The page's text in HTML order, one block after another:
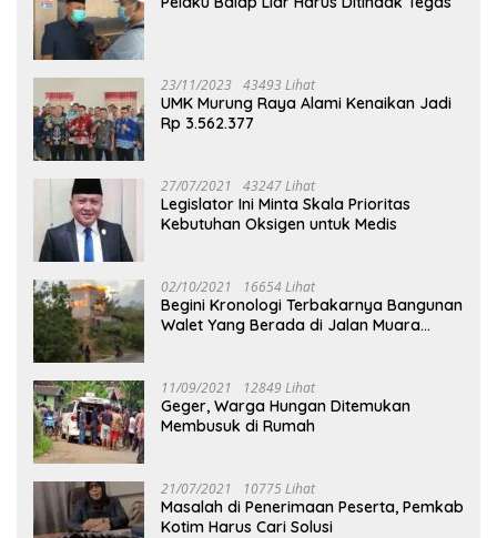
23/11/2023 43493 Lihat
UMK Murung Raya Alami Kenaikan Jadi
Rp 3.562.377
27/07/2021 43247 Lihat
Legislator Ini Minta Skala Prioritas
Kebutuhan Oksigen untuk Medis
02/10/2021 16654 Lihat
Begini Kronologi Terbakarnya Bangunan
Walet Yang Berada di Jalan Muara
11/09/2021 12849 Lihat
Geger, Warga Hungan Ditemukan
Membusuk di Rumah
21/07/2021 10775 Lihat
Masalah di Penerimaan Peserta, Pemkab
Kotim Harus Cari Solusi